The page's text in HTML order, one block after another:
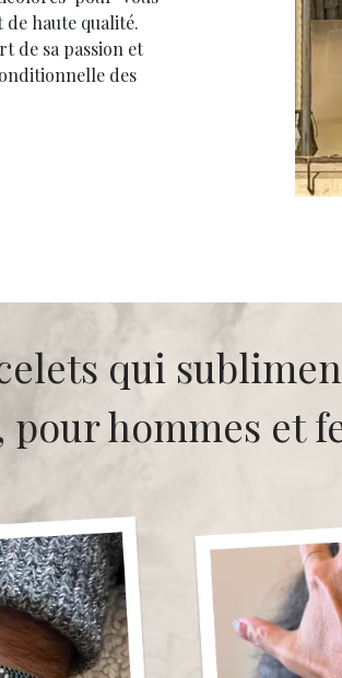
de haute qualité.
de sa passion et
des
qui
pour hommes et